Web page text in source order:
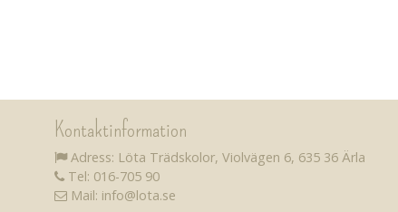
Kontaktinformation
Adress: Löta Trädskolor, Violvägen 6, 635 36 Ärla
Tel: 016-705 90
Mail: info@lota.se